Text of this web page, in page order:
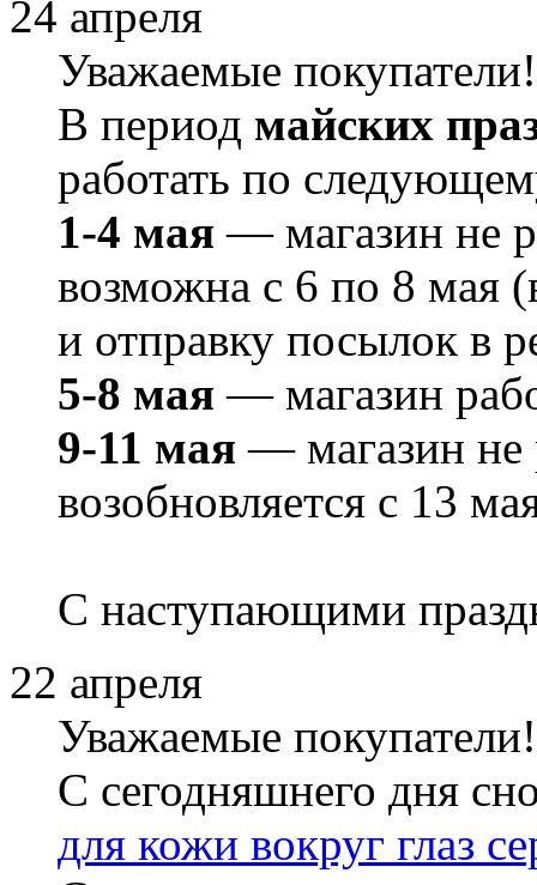
24 апреля
Уважаемые покупатели!
В период майских
работать по
1-4 мая — магазин не
возможна с 6 по 8 мая
и отправку посылок в
5-8 мая — магазин
9-11 мая — магазин не
возобновляется с 13
С наступающими
22 апреля
Уважаемые покупатели!
С сегодняшнего дня
для кожи вокруг глаз